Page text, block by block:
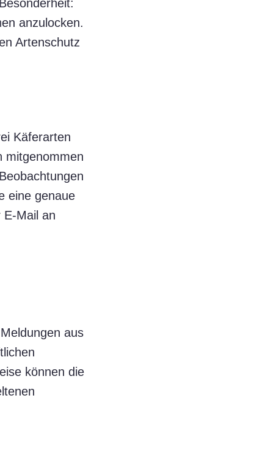
anzulocken.
Artenschutz
Käferarten
mitgenommen
eine genaue
E-Mail an
aus
können die